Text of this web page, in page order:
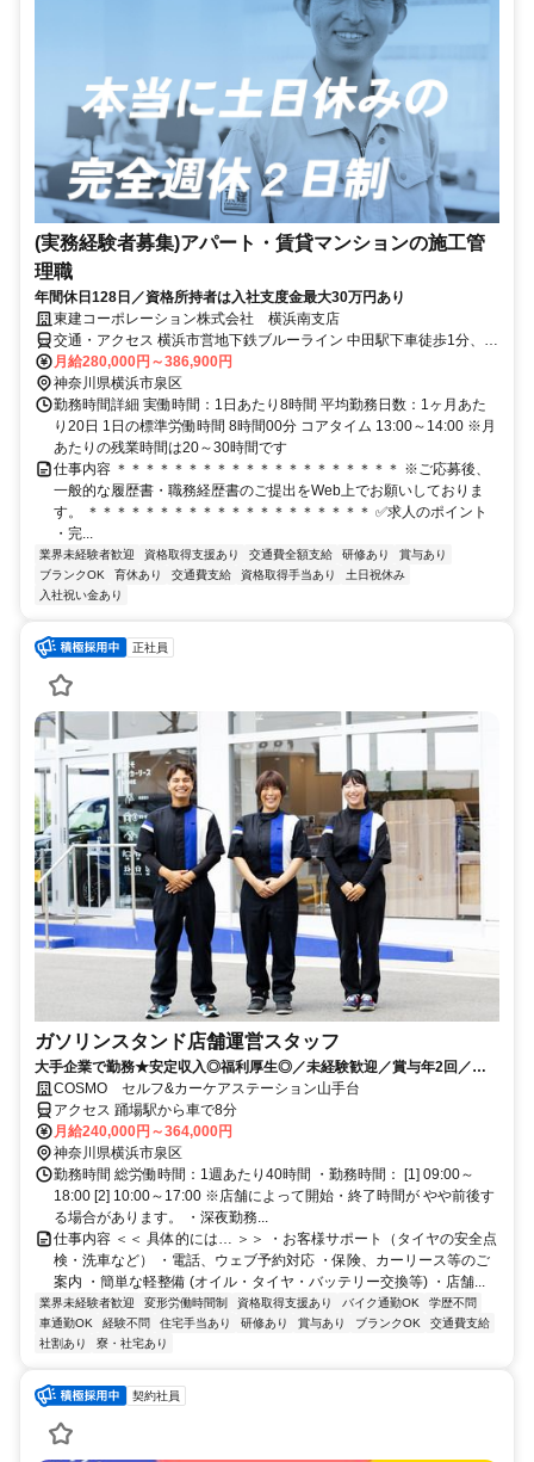
(実務経験者募集)アパート・賃貸マンションの施工管
理職
年間休日128日／資格所持者は入社支度金最大30万円あり
東建コーポレーション株式会社 横浜南支店
交通・アクセス 横浜市営地下鉄ブルーライン 中田駅下車徒歩1分、神
奈川中央交通 中田小学校入口バス停下車徒歩4分
月給280,000円～386,900円
神奈川県横浜市泉区
勤務時間詳細 実働時間：1日あたり8時間 平均勤務日数：1ヶ月あた
り20日 1日の標準労働時間 8時間00分 コアタイム 13:00～14:00 ※月
あたりの残業時間は20～30時間です
仕事内容 ＊＊＊＊＊＊＊＊＊＊＊＊＊＊＊＊＊＊＊＊ ※ご応募後、
一般的な履歴書・職務経歴書のご提出をWeb上でお願いしておりま
す。 ＊＊＊＊＊＊＊＊＊＊＊＊＊＊＊＊＊＊＊＊ ✅求人のポイント
・完...
業界未経験者歓迎 資格取得支援あり 交通費全額支給 研修あり
賞与あり
ブランクOK
育休あり 交通費支給 資格取得手当あり
土日祝休み
入社祝い金あり
正社員
ガソリンスタンド店舗運営スタッフ
大手企業で勤務★安定収入◎福利厚生◎／未経験歓迎／賞与年2回／月9
～12日休み+休暇制度も充実◎／サービス残業無し
COSMO セルフ&カーケアステーション山手台
アクセス 踊場駅から車で8分
月給240,000円～364,000円
神奈川県横浜市泉区
勤務時間 総労働時間：1週あたり40時間 ・勤務時間： [1] 09:00～
18:00 [2] 10:00～17:00 ※店舗によって開始・終了時間が やや前後す
る場合があります。 ・深夜勤務...
仕事内容 ＜＜ 具体的には… ＞＞ ・お客様サポート（タイヤの安全点
検・洗車など） ・電話、ウェブ予約対応 ・保険、カーリース等のご
案内 ・簡単な軽整備 (オイル・タイヤ・バッテリー交換等) ・店舗...
業界未経験者歓迎 変形労働時間制 資格取得支援あり バイク通勤OK
学歴不問
車通勤OK
経験不問 住宅手当あり 研修あり 賞与あり ブランクOK
交通費支給
社割あり
寮・社宅あり
契約社員